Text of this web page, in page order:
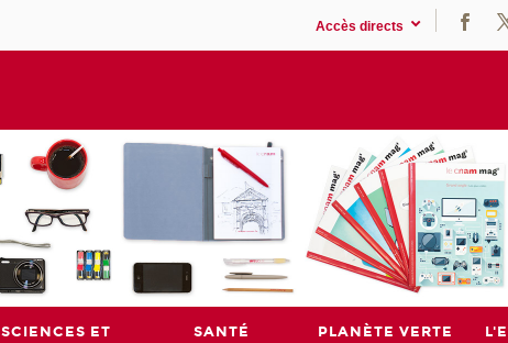
Accès directs
SCIENCES ET
SANTÉ PLANÈTE VERTE